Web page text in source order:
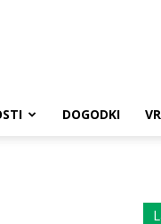
DOGODKI